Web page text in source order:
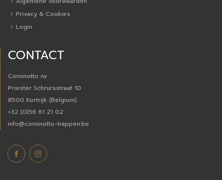
Privacy & Cookies
Login
CONTACT
Cominotto nv
Priester Schrursstraat 10
8500 Kortrijk (Belgium)
+32 (0)56 61 21 02
info@cominotto-trappen.be